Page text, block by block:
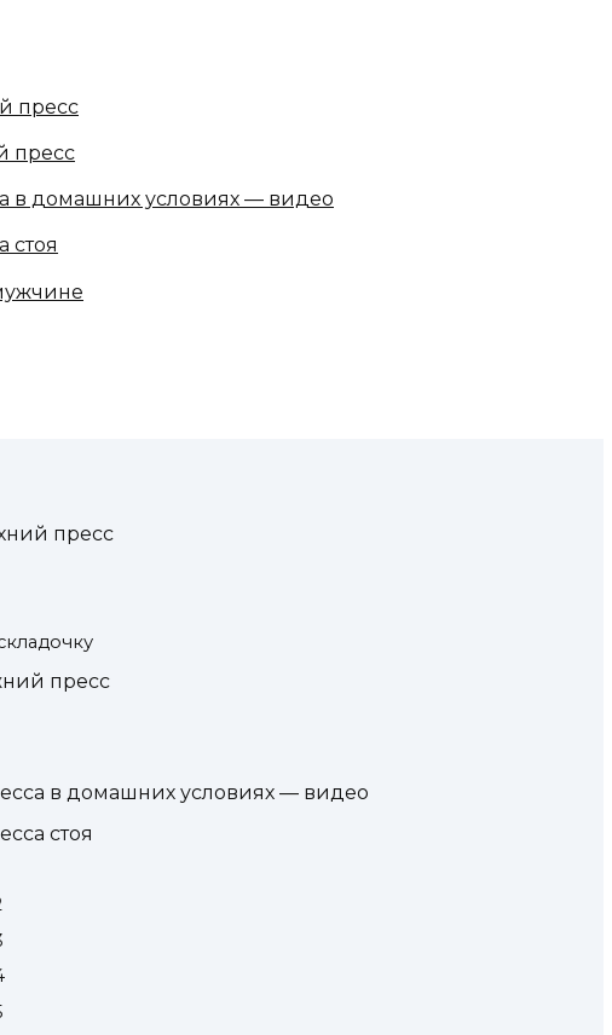
пресс
пресс
в домашних условиях — видео
стоя
пресс
пресс
в домашних условиях — видео
стоя